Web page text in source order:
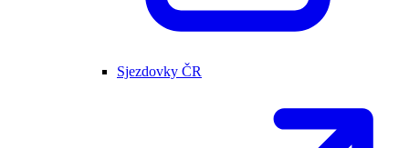
Sjezdovky ČR